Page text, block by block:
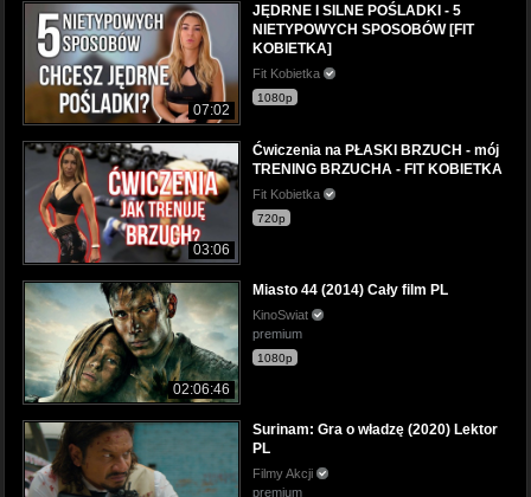
07:02
JĘDRNE I SILNE POŚLADKI - 5
NIETYPOWYCH SPOSOBÓW [FIT
KOBIETKA]
Fit Kobietka
1080p
03:06
Ćwiczenia na PŁASKI BRZUCH - mój
TRENING BRZUCHA - FIT KOBIETKA
Fit Kobietka
720p
02:06:46
Miasto 44 (2014) Cały film PL
KinoSwiat
premium
1080p
Surinam: Gra o władzę (2020) Lektor
PL
Filmy Akcji
premium